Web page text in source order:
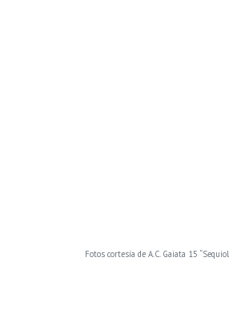
Fotos cortesía de A.C. Gaiata 15